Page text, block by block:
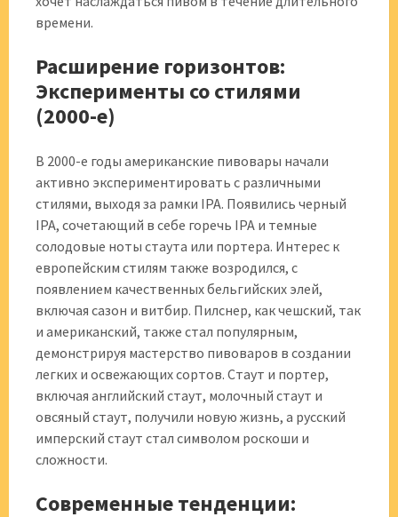
времени.
Расширение горизонтов:
Эксперименты со стилями
(2000-е)
В 2000-е годы американские пивовары начали
активно экспериментировать с различными
стилями, выходя за рамки IPA. Появились черный
IPA, сочетающий в себе горечь IPA и темные
солодовые ноты стаута или портера. Интерес к
европейским стилям также возродился, с
появлением качественных бельгийских элей,
включая сазон и витбир. Пилснер, как чешский, так
и американский, также стал популярным,
демонстрируя мастерство пивоваров в создании
легких и освежающих сортов. Стаут и портер,
включая английский стаут, молочный стаут и
овсяный стаут, получили новую жизнь, а русский
имперский стаут стал символом роскоши и
сложности.
Современные тенденции: